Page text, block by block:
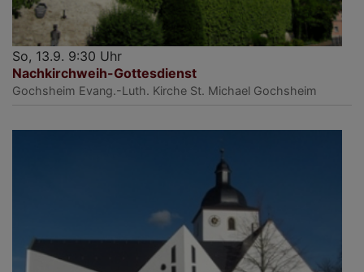
So, 13.9. 9:30 Uhr
Nachkirchweih-Gottesdienst
Gochsheim Evang.-Luth. Kirche St. Michael Gochsheim